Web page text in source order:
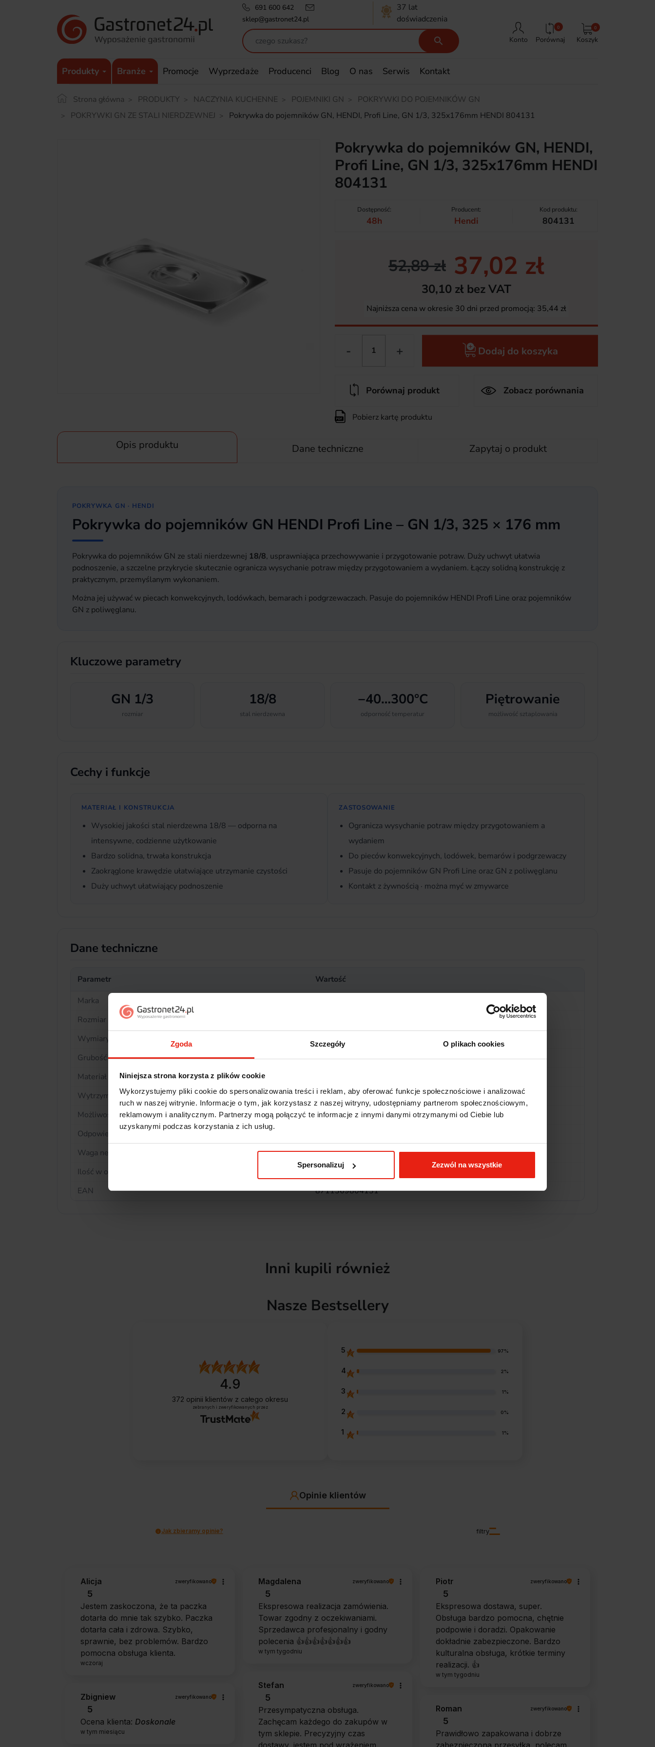
Zgoda Szczegóły O plikach cookies
Niniejsza strona korzysta z plików cookie
Wykorzystujemy pliki cookie do spersonalizowania treści i reklam, aby oferować funkcje społecznościowe i analizować
ruch w naszej witrynie. Informacje o tym, jak korzystasz z naszej witryny, udostępniamy partnerom społecznościowym,
reklamowym i analitycznym. Partnerzy mogą połączyć te informacje z innymi danymi otrzymanymi od Ciebie lub
uzyskanymi podczas korzystania z ich usług.
Spersonalizuj Zezwól na wszystkie
691 600 642
sklep@gastronet24.pl
37 lat
doświadczenia
 Konto
0
Porównaj Koszyk
0
Produkty Branże Promocje Wyprzedaże Producenci Blog O nas Serwis Kontakt
Strona główna PRODUKTY NACZYNIA KUCHENNE POJEMNIKI GN
POKRYWKI DO POJEMNIKÓW GN
POKRYWKI GN ZE STALI NIERDZEWNEJ
Pokrywka do pojemników GN, HENDI, Profi Line, GN 1/3, 325x176mm HENDI 804131
Pokrywka do pojemników GN, HENDI,
Profi Line, GN 1/3, 325x176mm HENDI
804131
Dostępność:
48h
Producent:
Hendi
Kod produktu:
804131
52,89 zł 37,02 zł
30,10 zł bez VAT
Najniższa cena w okresie 30 dni przed promocją: 35,44 zł
- + Dodaj do koszyka
Porównaj produkt Zobacz porównania
Pobierz kartę produktu
Opis produktu Dane techniczne Zapytaj o produkt
POKRYWKA GN · HENDI
Pokrywka do pojemników GN HENDI Profi Line – GN 1/3, 325 × 176 mm
Pokrywka do pojemników GN ze stali nierdzewnej 18/8, usprawniająca przechowywanie i przygotowanie potraw. Duży uchwyt ułatwia
podnoszenie, a szczelne przykrycie skutecznie ogranicza wysychanie potraw między przygotowaniem a wydaniem. Łączy solidną konstrukcję z
praktycznym, przemyślanym wykonaniem.
Można jej używać w piecach konwekcyjnych, lodówkach, bemarach i podgrzewaczach. Pasuje do pojemników HENDI Profi Line oraz pojemników
GN z poliwęglanu.
Kluczowe parametry
GN 1/3
rozmiar
18/8
stal nierdzewna
−40…300°C
odporność temperatur
Piętrowanie
możliwość sztaplowania
Cechy i funkcje
MATERIAŁ I KONSTRUKCJA
Wysokiej jakości stal nierdzewna 18/8 — odporna na
intensywne, codzienne użytkowanie
Bardzo solidna, trwała konstrukcja
Zaokrąglone krawędzie ułatwiające utrzymanie czystości
Duży uchwyt ułatwiający podnoszenie
ZASTOSOWANIE
Ogranicza wysychanie potraw między przygotowaniem a
wydaniem
Do pieców konwekcyjnych, lodówek, bemarów i podgrzewaczy
Pasuje do pojemników GN Profi Line oraz GN z poliwęglanu
Kontakt z żywnością · można myć w zmywarce
Dane techniczne
Parametr
Wartość
Marka
Rozmiar GN
Wymiary (dł. × szer.)
325 × 176 mm
Grubość
0,7 mm
Materiał
Wytrzymałość temperatur
−40°C do 300°C
Możliwość piętrowania
Tak
Odpowiedni do
Waga netto
0,333 kg
Ilość w opakowaniu
EAN
8711369804131
Inni kupili również
Nasze Bestsellery
4.9
372 opinii klientów z całego okresu
zebranych i zweryfikowanych przez
5 97%
4 2%
3 1%
2 0%
1 1%
Opinie klientów
filtry
Jak zbieramy opinie?
Alicja zweryfikowano
5
Jestem zaskoczona, że ta paczka
dotarła do mnie tak szybko. Paczka
dotarła cała i zdrowa. Szybko,
sprawnie, bez problemów. Bardzo
pomocna obsługa klienta.
wczoraj
Magdalena zweryfikowano
5
Ekspresowa realizacja zamówienia.
Towar zgodny z oczekiwaniami.
Sprzedawca profesjonalny i godny
polecenia 👍️👍️👍️👍️👍️👍️👍️
w tym tygodniu
Piotr zweryfikowano
5
Ekspresowa dostawa, super.
Obsługa bardzo pomocna, chętnie
podpowie i doradzi. Opakowanie
dokładnie zabezpieczone. Bardzo
kulturalna obsługa, krótkie terminy
realizacji. 👍️
w tym tygodniu
Stefan zweryfikowano
5
Przesympatyczna obsługa.
Zachęcam każdego do zakupów w
tym sklepie. Precyzyjny czas
Zbigniew zweryfikowano
5
Ocena klienta: Doskonale
w tym miesiącu
Roman zweryfikowano
5
Prawidłowo zapakowana i dobrze